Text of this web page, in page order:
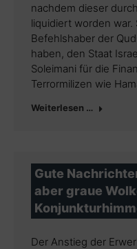
nachdem dieser
liquidiert worden war.
Befehlshaber der
haben, den Staat
Soleimani für die
Terrormilizen wie
Weiterlesen …
Gute
aber graue
Der Anstieg der